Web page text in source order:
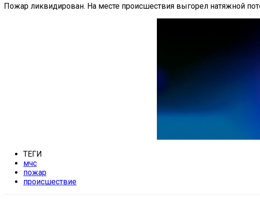
Пожар ликвидирован. На месте происшествия выгорел натяжной
ТЕГИ
мчс
пожар
происшествие